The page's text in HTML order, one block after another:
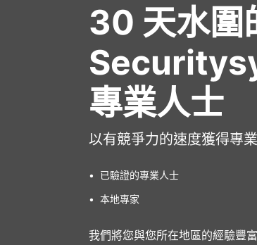
30 天水圍
專業人士
以有競爭力的速度獲得專
• 已驗證的專業人士
• 本地專家
我們將您與您所在地區的經驗豐